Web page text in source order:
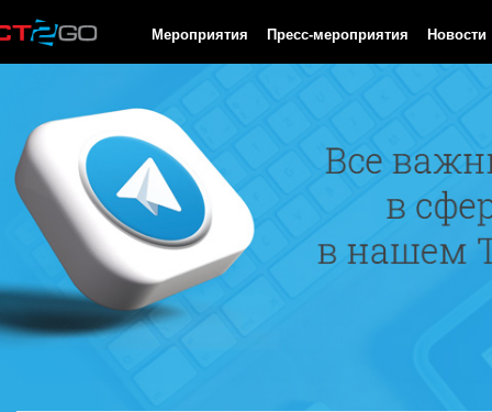
Мероприятия Пресс-мероприятия Новости